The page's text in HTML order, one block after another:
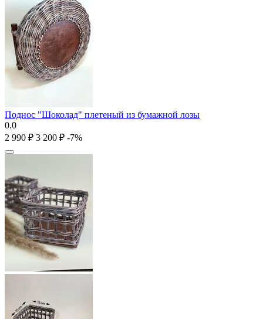
Поднос "Шоколад" плетеный из бумажной лозы
0.0
2 990 ₽ 3 200 ₽ -7%